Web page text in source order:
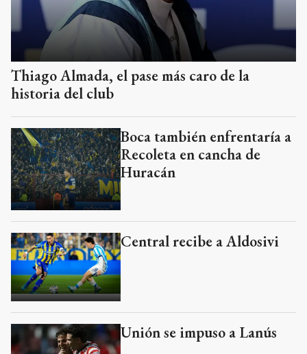
Thiago Almada, el pase más caro de la
historia del club
Boca también enfrentaría a
Recoleta en cancha de
Huracán
Central recibe a Aldosivi
Unión se impuso a Lanús